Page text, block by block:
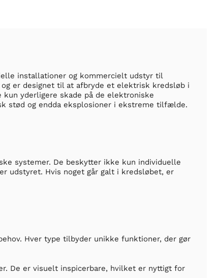
installationer og kommercielt udstyr til
er designet til at afbryde et elektrisk kredsløb i
yderligere skade på de elektroniske
stød og endda eksplosioner i ekstreme tilfælde.
systemer. De beskytter ikke kun individuelle
udstyret. Hvis noget går galt i kredsløbet, er
Hver type tilbyder unikke funktioner, der gør
De er visuelt inspicerbare, hvilket er nyttigt for